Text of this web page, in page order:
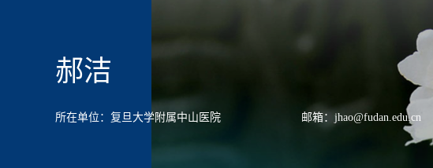
郝洁
所在单位：复旦大学附属中山医院 邮箱：jhao@fudan.edu.cn